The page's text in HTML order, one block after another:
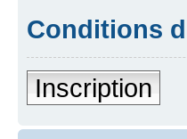
Conditions
Inscription